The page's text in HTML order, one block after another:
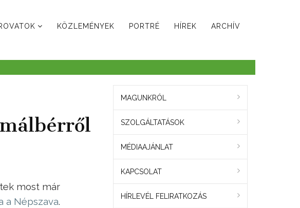
KÖZLEMÉNYEK PORTRÉ HÍREK ARCHÍV
most már
a Népszava.
MAGUNKRÓL
SZOLGÁLTATÁSOK
MÉDIAAJÁNLAT
KAPCSOLAT
HÍRLEVÉL FELIRATKOZÁS